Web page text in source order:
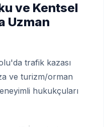
ve Kentsel
Uzman
trafik kazası
ve turizm/orman
hukukçuları